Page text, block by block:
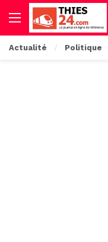
Actualité Politique